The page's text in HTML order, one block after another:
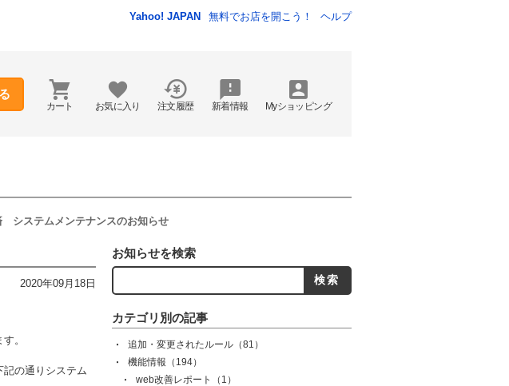
Yahoo! JAPAN 無料でお店を開こう！
ヘルプ
カート お気に入り 注文履歴 新着情報 Myショッピング
システムメンテナンスのお知らせ
2020年09月18日
。
の通りシステム
お知らせを検索
カテゴリ別の記事
追加・変更されたルール （81）
機能情報 （194）
web改善レポート
（1）